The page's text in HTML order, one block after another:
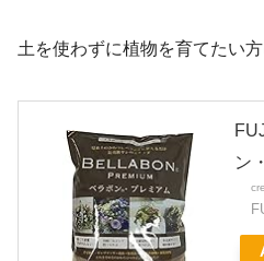
土を使わずに植物を育てたい
ン